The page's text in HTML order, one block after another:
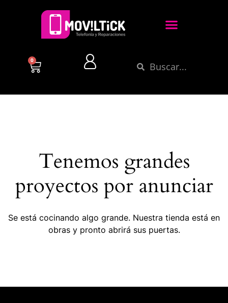
0
Tenemos grandes
proyectos por anunciar
Se está cocinando algo grande. Nuestra tienda está en
obras y pronto abrirá sus puertas.